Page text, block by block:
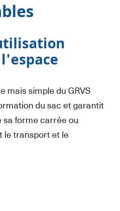
mais simple du GRVS
du sac et garantit
sa forme carrée ou
le transport et le